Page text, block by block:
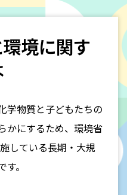
境に関す
学物質と子どもたちの
かにするため、環境省
している長期・大規
。